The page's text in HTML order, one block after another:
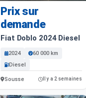
Prix sur
demande
Fiat Doblo 2024 Diesel
2024
60 000 km
Diesel
Sousse Il y a 2 semaines